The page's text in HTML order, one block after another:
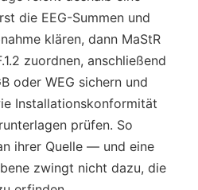
die EEG-Summen und
klären, dann MaStR
zuordnen, anschließend
oder WEG sichern und
Installationskonformität
prüfen. So
ihrer Quelle — und eine
zwingt nicht dazu, die